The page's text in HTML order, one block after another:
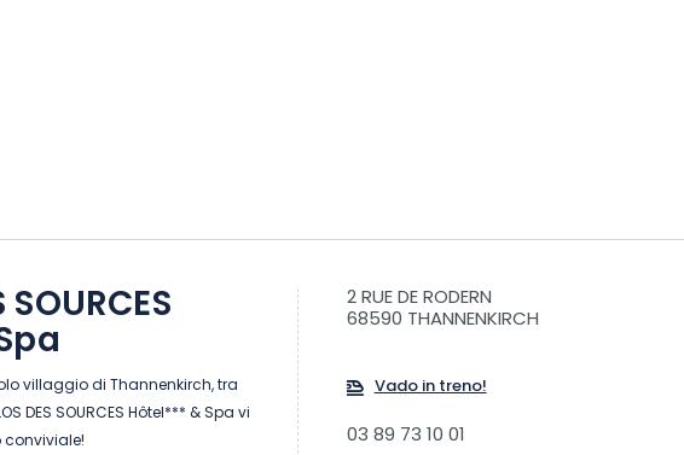
SOURCES
villaggio di Thannenkirch, tra
DES SOURCES Hôtel*** & Spa vi
2 RUE DE RODERN
68590 THANNENKIRCH
Vado in treno!
03 89 73 10 01